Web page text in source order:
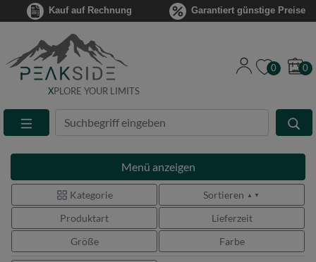
Kauf auf Rechnung Garantiert günstige Preise
XPLORE YOUR LIMITS
Suche
Eingabefeld
0 0
Menü anzeigen
Kategorie Sortieren ▲ ▼
Produktart
Lieferzeit
Größe
Farbe